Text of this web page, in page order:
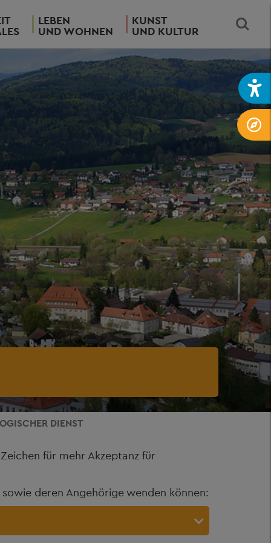
LEBEN
UND WOHNEN
KUNST
UND KULTUR
DIENST
für mehr Akzeptanz für
deren Angehörige wenden können: